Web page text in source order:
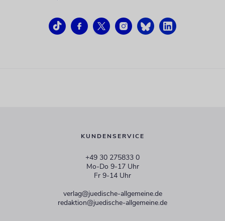
KUNDENSERVICE
+49 30 275833 0
Mo-Do 9-17 Uhr
Fr 9-14 Uhr
verlag@juedische-allgemeine.de
redaktion@juedische-allgemeine.de